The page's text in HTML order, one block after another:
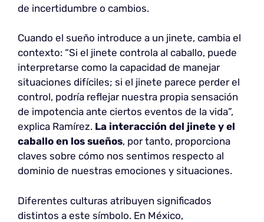
de incertidumbre o cambios.
Cuando el sueño introduce a un jinete, cambia el
contexto: “Si el jinete controla al caballo, puede
interpretarse como la capacidad de manejar
situaciones difíciles; si el jinete parece perder el
control, podría reflejar nuestra propia sensación
de impotencia ante ciertos eventos de la vida”,
explica Ramírez. La interacción del jinete y el
caballo en los sueños, por tanto, proporciona
claves sobre cómo nos sentimos respecto al
dominio de nuestras emociones y situaciones.
Diferentes culturas atribuyen significados
distintos a este símbolo. En México,